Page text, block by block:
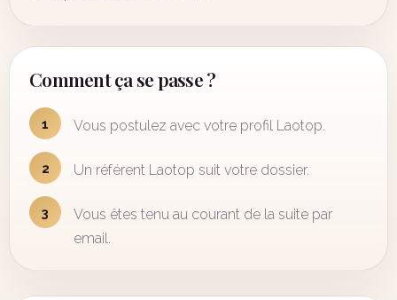
Comment ça se passe ?
1 Vous postulez avec votre profil Laotop.
2 Un référent Laotop suit votre dossier.
3
Vous êtes tenu au courant de la suite par
email.